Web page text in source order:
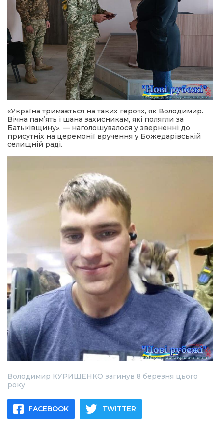
«Україна тримається на таких героях, як Володимир.
Вічна пам’ять і шана захисникам, які полягли за
Батьківщину», — наголошувалося у зверненні до
присутніх на церемонії вручення у Божедарівській
селищній раді.
Володимир КУРИЩЕНКО загинув 8 березня цього
року
FACEBOOK TWITTER